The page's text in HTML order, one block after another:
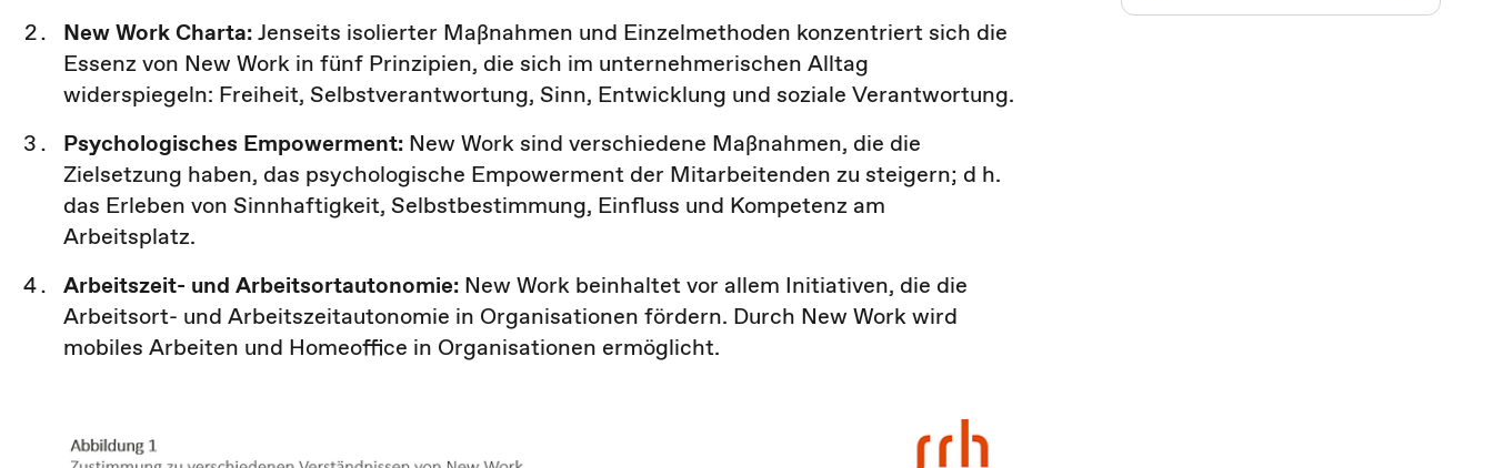
New Work Charta:Jenseits isolierter Maßnahmen und Einzelmethoden konzentriert sich die
Essenz von New Work in fünf Prinzipien, die sich im unternehmerischen Alltag
widerspiegeln: Freiheit, Selbstverantwortung, Sinn, Entwicklung und soziale Verantwortung.
Psychologisches Empowerment: New Work sind verschiedene Maßnahmen, die die
Zielsetzung haben, das psychologische Empowerment der Mitarbeitenden zu steigern; d h.
das Erleben von Sinnhaftigkeit, Selbstbestimmung, Einfluss und Kompetenz am
Arbeitsplatz.
Arbeitszeit- und Arbeitsortautonomie: New Work beinhaltet vor allem Initiativen, die die
Arbeitsort- und Arbeitszeitautonomie in Organisationen fördern. Durch New Work wird
mobiles Arbeiten und Homeoffice in Organisationen ermöglicht.